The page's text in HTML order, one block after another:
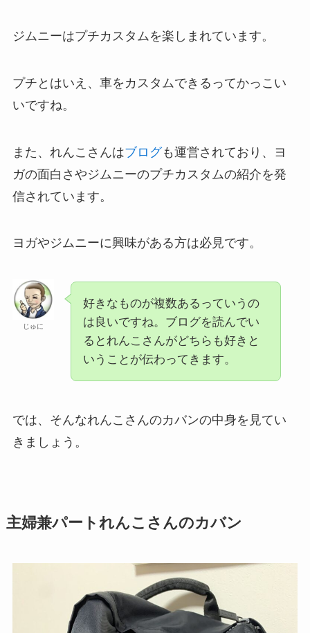
ジムニーはプチカスタムを楽しまれています。
プチとはいえ、車をカスタムできるってかっこい
いですね。
また、れんこさんはブログも運営されており、ヨ
ガの面白さやジムニーのプチカスタムの紹介を発
信されています。
ヨガやジムニーに興味がある方は必見です。
じゅに
好きなものが複数あるっていうの
は良いですね。ブログを読んでい
るとれんこさんがどちらも好きと
いうことが伝わってきます。
では、そんなれんこさんのカバンの中身を見てい
きましょう。
主婦兼パートれんこさんのカバン